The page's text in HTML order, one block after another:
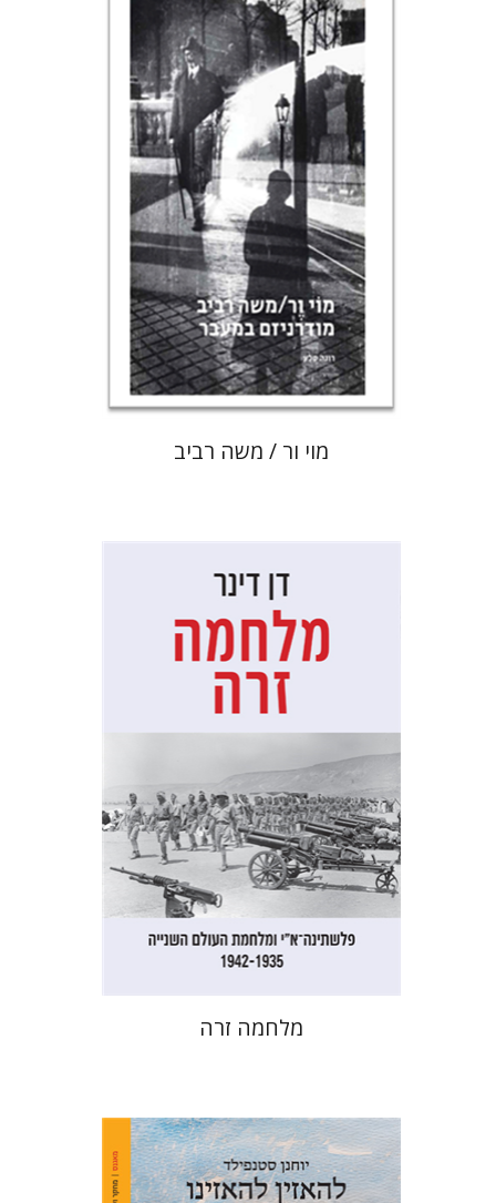
רונה סלע
הנחת אתר ספר מודפס
$89
$80
מוי ור / משה רביב
דן דינר
שאול מרמרי
הנחת אתר ספר מודפס
$35
מלחמה זרה
יוחנן סטנפילד